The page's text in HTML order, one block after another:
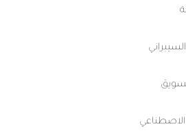
الاصطناعي